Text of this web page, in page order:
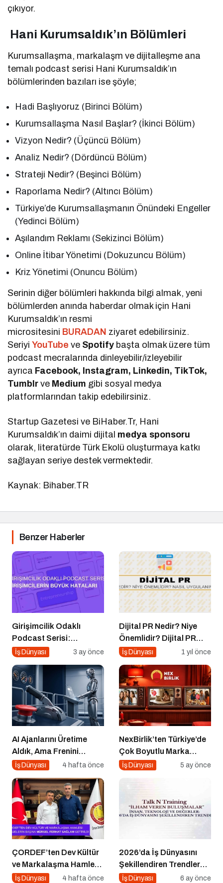
çıkıyor.
Hani Kurumsaldık’ın Bölümleri
Kurumsallaşma, markalaşm ve dijitalleşme ana
temalı podcast serisi Hani Kurumsaldık’ın
bölümlerinden bazıları ise şöyle;
Hadi Başlıyoruz (Birinci Bölüm)
Kurumsallaşma Nasıl Başlar? (İkinci Bölüm)
Vizyon Nedir? (Üçüncü Bölüm)
Analiz Nedir? (Dördüncü Bölüm)
Strateji Nedir? (Beşinci Bölüm)
Raporlama Nedir? (Altıncı Bölüm)
Türkiye’de Kurumsallaşmanın Önündeki Engeller
(Yedinci Bölüm)
Aşılandım Reklamı (Sekizinci Bölüm)
Online İtibar Yönetimi (Dokuzuncu Bölüm)
Kriz Yönetimi (Onuncu Bölüm)
Serinin diğer bölümleri hakkında bilgi almak, yeni
bölümlerden anında haberdar olmak için Hani
Kurumsaldık’ın resmi
micrositesini BURADAN ziyaret edebilirsiniz.
SeriyiYouTube ve Spotify başta olmak üzere tüm
podcast mecralarında dinleyebilir/izleyebilir
ayrıca Facebook, Instagram, Linkedin, TikTok,
Tumblrve Medium gibi sosyal medya
platformlarından takip edebilirsiniz.
Startup Gazetesi ve BiHaber.Tr, Hani
Kurumsaldık’ın daimi dijital medya sponsoru
olarak, literatürde Türk Ekolü oluşturmaya katkı
sağlayan seriye destek vermektedir.
Kaynak: Bihaber.TR
Benzer Haberler
Girişimcilik Odaklı
Podcast Serisi:
Girişimcilerin Büyük
İş Dünyası 3 ay önce
Dijital PR Nedir? Niye
Önemlidir? Dijital PR
Nasıl Uygulanır?
İş Dünyası 1 yıl önce
AI Ajanlarını Üretime
Aldık, Ama Frenini
Takmayı Unuttuk
İş Dünyası 4 hafta önce
NexBirlik’ten Türkiye’de
Çok Boyutlu Marka
Hamlesi
İş Dünyası 5 ay önce
ÇORDEF’ten Dev Kültür
ve Markalaşma Hamlesi:
Projelerin Başına Mürsel
İş Dünyası 4 hafta önce
2026’da İş Dünyasını
Şekillendiren Trendler
Talk N Training “İlham
İş Dünyası 6 ay önce